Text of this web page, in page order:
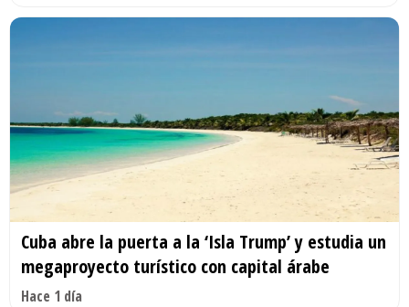
Cuba abre la puerta a la ‘Isla Trump’ y estudia un
megaproyecto turístico con capital árabe
Hace 1 día